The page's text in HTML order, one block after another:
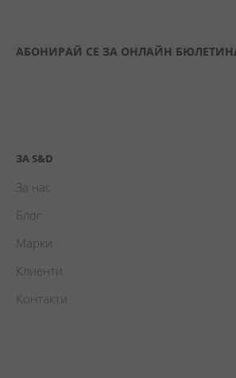
АБОНИРАЙ СЕ ЗА ОНЛАЙН
ЗА S&D
За нас
Блог
Марки
Клиенти
Контакти